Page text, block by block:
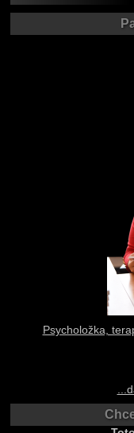
Psycholožka,